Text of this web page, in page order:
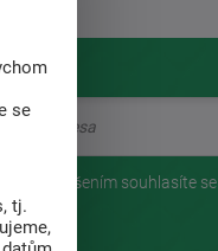
Přihlášením souhlasíte se
se
tj.